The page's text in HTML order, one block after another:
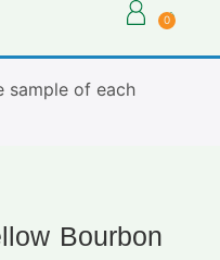
0
sample of each
Bourbon